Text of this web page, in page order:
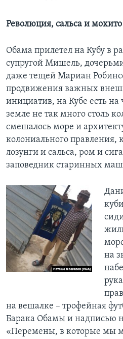
Революция, сальса и мохито
Обама прилетел на Кубу в
супругой Мишель,
даже тещей Мариан
продвижения важных
инициатив, на Кубе есть на
земле не так много столь
смешалось море и
колониального правления,
лозунги и сальса, ром и
заповедник старинных
на
на вешалке – трофейная
Барака Обамы и надписью
«Перемены, в которые мы